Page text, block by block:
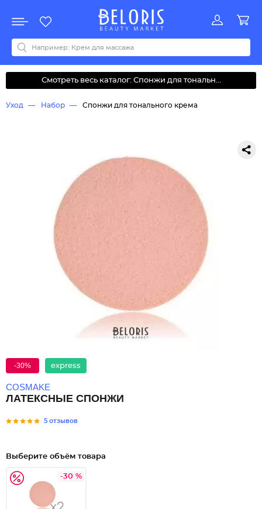
Акции
Все бренды
0-9ABCDEFGHIJKLMNOPQRSTUVWYZАБВДЗИМОКЛНПРСТУФ
Смотреть весь каталог: Спонжи для тональн...
Уход Набор Спонжи для тонального крема
-30% express
COSMAKE
ЛАТЕКСНЫЕ СПОНЖИ
5 отзывов
Выберите объём товара
-30 %